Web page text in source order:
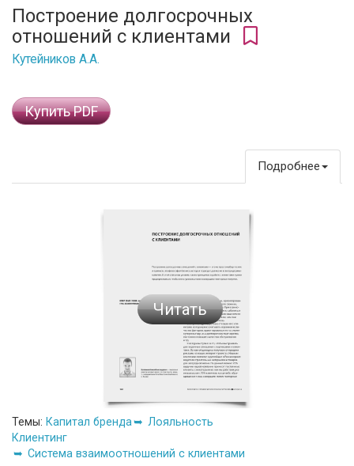
Построение долгосрочных
отношений с клиентами
Кутейников А.А.
Купить PDF
Подробнее
Читать
Темы: Капитал бренда
Лояльность
Клиентинг
Система взаимоотношений с клиентами